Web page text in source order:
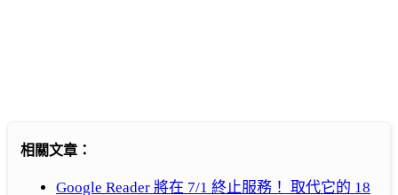
相關文章：
Google Reader 將在 7/1 終止服務！ 取代它的 18